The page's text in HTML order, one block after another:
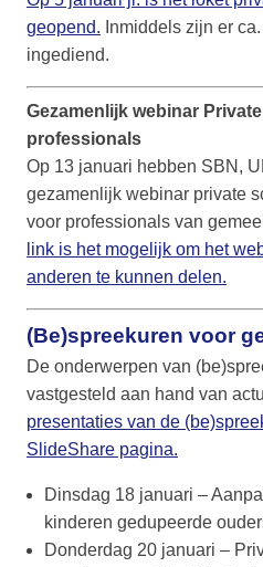
geopend. Inmiddels zijn er
ingediend.
Gezamenlijk webinar
professionals
Op 13 januari hebben SBN,
gezamenlijk webinar private
voor professionals van
link is het mogelijk om het
anderen te kunnen delen.
(Be)spreekuren voor
De onderwerpen van
vastgesteld aan hand van
presentaties van de
SlideShare pagina.
Dinsdag 18 januari –
kinderen gedupeerde
Donderdag 20 januari –